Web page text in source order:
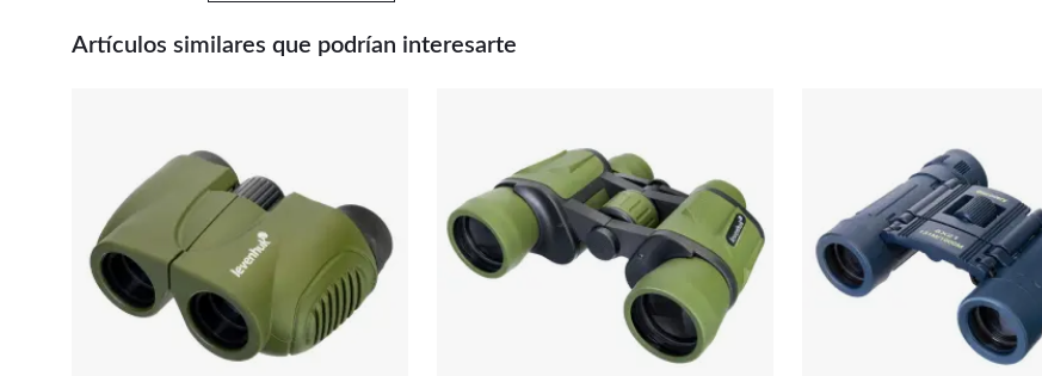
Artículos similares que podrían interesarte